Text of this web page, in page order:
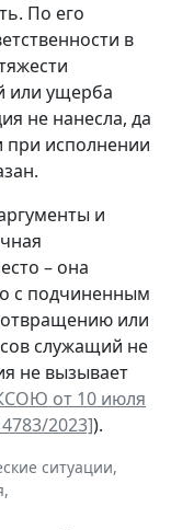
По его
в
или ущерба
не нанесла, да
при исполнении
и
– она
с подчиненным
или
служащий не
не вызывает
от 10 июля
2023]).
ситуации,
,